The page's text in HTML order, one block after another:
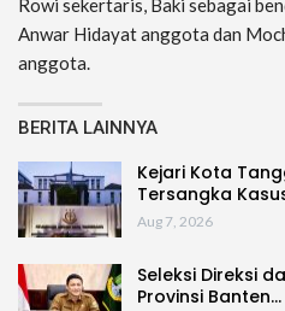
Rowi sekertaris, Baki sebagai
Anwar Hidayat anggota dan
anggota.
BERITA LAINNYA
Kejari Kota
Tersangka
Aug 7, 2026
Seleksi Direksi
Provinsi Banten…